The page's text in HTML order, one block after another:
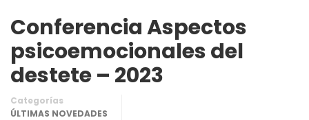
Conferencia Aspectos
psicoemocionales del
destete – 2023
Categorías
ÚLTIMAS NOVEDADES